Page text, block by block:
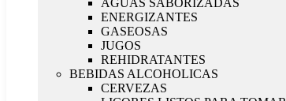
ENERGIZANTES
GASEOSAS
JUGOS
REHIDRATANTES
BEBIDAS ALCOHOLICAS
CERVEZAS